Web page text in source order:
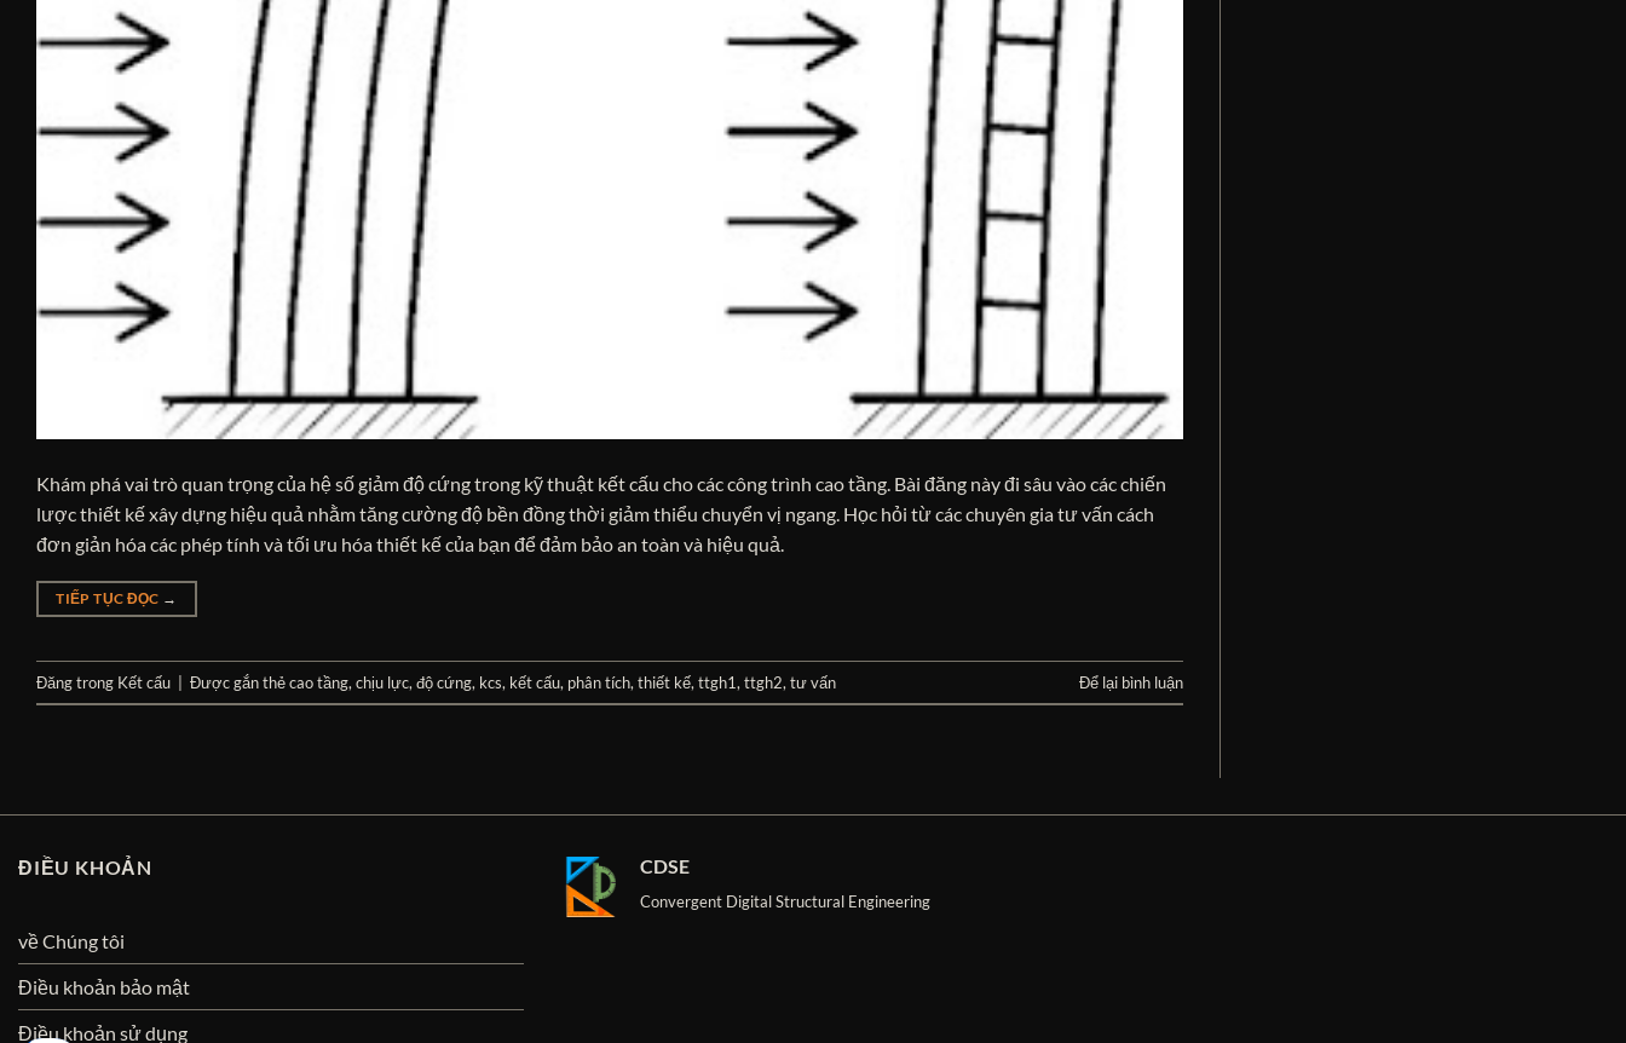
Khám phá vai trò quan trọng của hệ số giảm độ cứng trong kỹ thuật kết cấu cho các công trình cao tầng. Bài đăng này đi sâu vào các chiến
lược thiết kế xây dựng hiệu quả nhằm tăng cường độ bền đồng thời giảm thiểu chuyển vị ngang. Học hỏi từ các chuyên gia tư vấn cách
đơn giản hóa các phép tính và tối ưu hóa thiết kế của bạn để đảm bảo an toàn và hiệu quả.
TIẾP TỤC ĐỌC →
Đăng trong Kết cấu Được gắn thẻcao tầng, chịu lực, độ cứng, kcs, kết cấu, phân tích, thiết kế, ttgh1, ttgh2, tư vấn Để lại bình luận
ĐIỀU KHOẢN
về Chúng tôi
Điều khoản bảo mật
Điều khoản sử dụng
CDSE
Convergent Digital Structural Engineering